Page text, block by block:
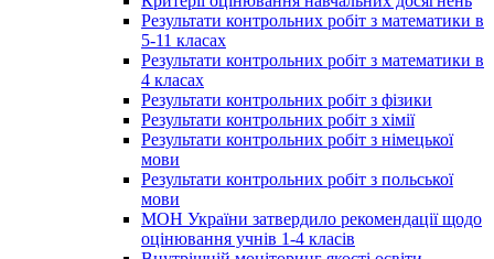
Результати контрольних робіт з математики в
5-11 класах
Результати контрольних робіт з математики в
4 класах
Результати контрольних робіт з фізики
Результати контрольних робіт з хімії
Результати контрольних робіт з німецької
мови
Результати контрольних робіт з польської
мови
МОН України затвердило рекомендації щодо
оцінювання учнів 1-4 класів